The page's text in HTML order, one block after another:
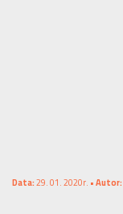
Data:29. 01. 2020r. •Autor: